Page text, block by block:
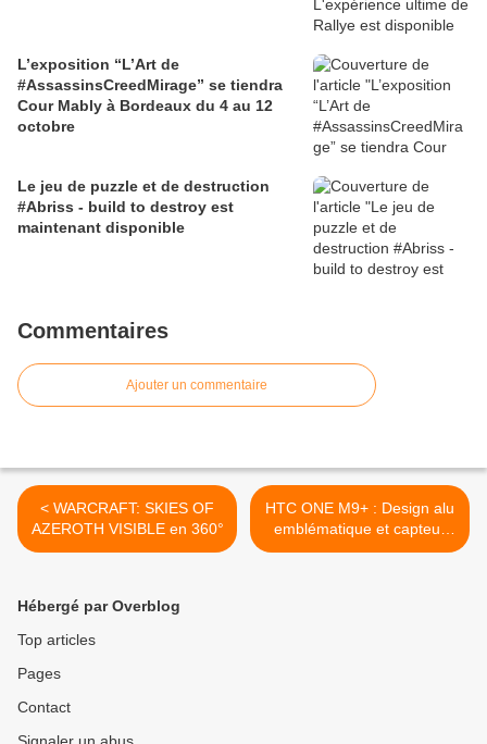
L’exposition “L’Art de
#AssassinsCreedMirage” se tiendra
Cour Mably à Bordeaux du 4 au 12
octobre
Le jeu de puzzle et de destruction
#Abriss - build to destroy est
maintenant disponible
Commentaires
Ajouter un commentaire
< WARCRAFT: SKIES OF
AZEROTH VISIBLE en 360°
HTC ONE M9+ : Design alu
emblématique et capteur
d'empreinte digitale >
Hébergé par Overblog
Top articles
Pages
Contact